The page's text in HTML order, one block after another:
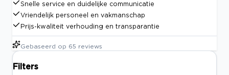
Snelle service en duidelijke communicatie
Vriendelijk personeel en vakmanschap
Prijs-kwaliteit verhouding en transparantie
Gebaseerd op 65 reviews
Filters